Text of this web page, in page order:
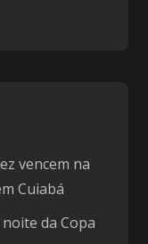
vencem na
Cuiabá
da Copa